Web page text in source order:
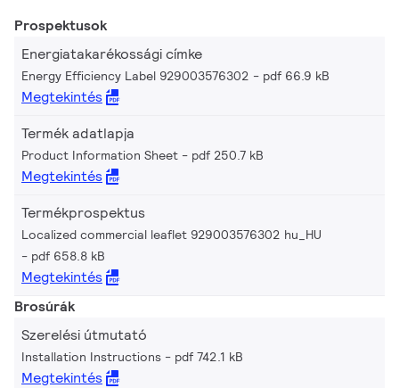
Prospektusok
Energiatakarékossági címke
Energy Efficiency Label 929003576302 pdf 66.9 kB
Megtekintés
Termék adatlapja
Product Information Sheet pdf 250.7 kB
Megtekintés
Termékprospektus
Localized commercial leaflet 929003576302 hu_HU
pdf 658.8 kB
Megtekintés
Brosúrák
Szerelési útmutató
Installation Instructions pdf 742.1 kB
Megtekintés